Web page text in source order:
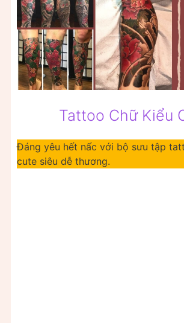
Tattoo Chữ Kiểu
Đáng yêu hết nấc với bộ sưu tập
cute siêu dễ thương.